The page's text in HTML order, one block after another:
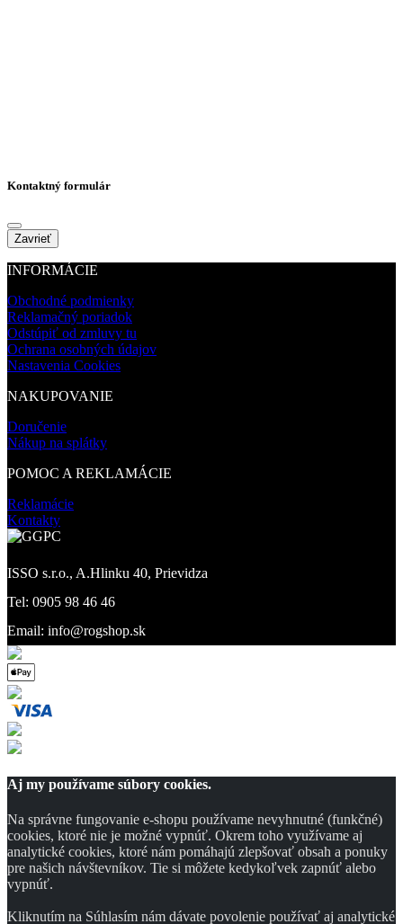
Kontaktný formulár
Zavrieť
INFORMÁCIE
Obchodné podmienky
Reklamačný poriadok
Odstúpiť od zmluvy tu
Ochrana osobných údajov
Nastavenia Cookies
NAKUPOVANIE
Doručenie
Nákup na splátky
POMOC A REKLAMÁCIE
Reklamácie
Kontakty
ISSO s.r.o., A.Hlinku 40, Prievidza
Tel: 0905 98 46 46
Email: info@rogshop.sk
Aj my používame súbory cookies.
Na správne fungovanie e-shopu používame nevyhnutné (funkčné)
cookies, ktoré nie je možné vypnúť. Okrem toho využívame aj
analytické cookies, ktoré nám pomáhajú zlepšovať obsah a ponuky
pre našich návštevníkov. Tie si môžete kedykoľvek zapnúť alebo
vypnúť.
Kliknutím na Súhlasím nám dávate povolenie používať aj analytické